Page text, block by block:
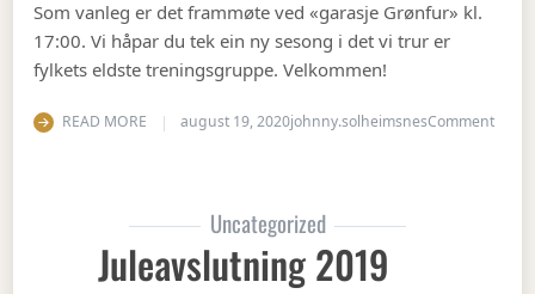
Som vanleg er det frammøte ved «garasje Grønfur» kl.
17:00. Vi håpar du tek ein ny sesong i det vi trur er
fylkets eldste treningsgruppe. Velkommen!
READ MORE august 19, 2020johnny.solheimsnesCommenton
Uncategorized
Juleavslutning 2019